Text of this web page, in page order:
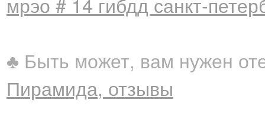
♣ Быть может, вам нужен
Пирамида, отзывы